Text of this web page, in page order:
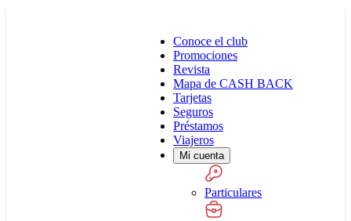
Conoce el club
Promociones
Revista
Mapa de CASH BACK
Tarjetas
Seguros
Préstamos
Viajeros
Mi cuenta
Particulares